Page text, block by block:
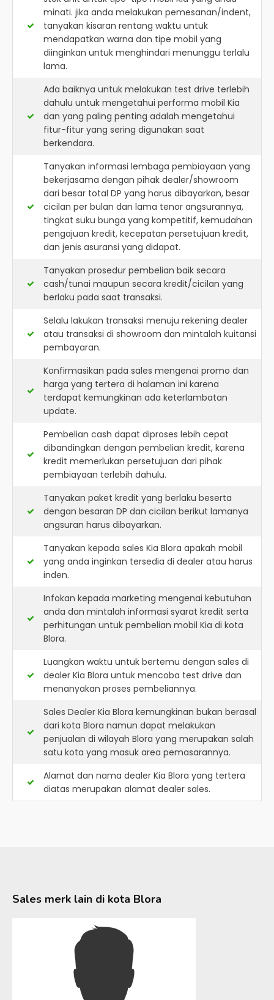
minati. jika anda melakukan pemesanan/indent,
tanyakan kisaran rentang waktu untuk
mendapatkan warna dan tipe mobil yang
diinginkan untuk menghindari menunggu terlalu
lama.
Ada baiknya untuk melakukan test drive terlebih
dahulu untuk mengetahui performa mobil Kia
dan yang paling penting adalah mengetahui
fitur-fitur yang sering digunakan saat
berkendara.
Tanyakan informasi lembaga pembiayaan yang
bekerjasama dengan pihak dealer/showroom
dari besar total DP yang harus dibayarkan, besar
cicilan per bulan dan lama tenor angsurannya,
tingkat suku bunga yang kompetitif, kemudahan
pengajuan kredit, kecepatan persetujuan kredit,
dan jenis asuransi yang didapat.
Tanyakan prosedur pembelian baik secara
cash/tunai maupun secara kredit/cicilan yang
berlaku pada saat transaksi.
Selalu lakukan transaksi menuju rekening dealer
atau transaksi di showroom dan mintalah kuitansi
pembayaran.
Konfirmasikan pada sales mengenai promo dan
harga yang tertera di halaman ini karena
terdapat kemungkinan ada keterlambatan
update.
Pembelian cash dapat diproses lebih cepat
dibandingkan dengan pembelian kredit, karena
kredit memerlukan persetujuan dari pihak
pembiayaan terlebih dahulu.
Tanyakan paket kredit yang berlaku beserta
dengan besaran DP dan cicilan berikut lamanya
angsuran harus dibayarkan.
Tanyakan kepada sales Kia Blora apakah mobil
yang anda inginkan tersedia di dealer atau harus
inden.
Infokan kepada marketing mengenai kebutuhan
anda dan mintalah informasi syarat kredit serta
perhitungan untuk pembelian mobil Kia di kota
Blora.
Luangkan waktu untuk bertemu dengan sales di
dealer Kia Blora untuk mencoba test drive dan
menanyakan proses pembeliannya.
Sales Dealer Kia Blora kemungkinan bukan berasal
dari kota Blora namun dapat melakukan
penjualan di wilayah Blora yang merupakan salah
satu kota yang masuk area pemasarannya.
Alamat dan nama dealer Kia Blora yang tertera
diatas merupakan alamat dealer sales.
Sales merk lain di kota Blora